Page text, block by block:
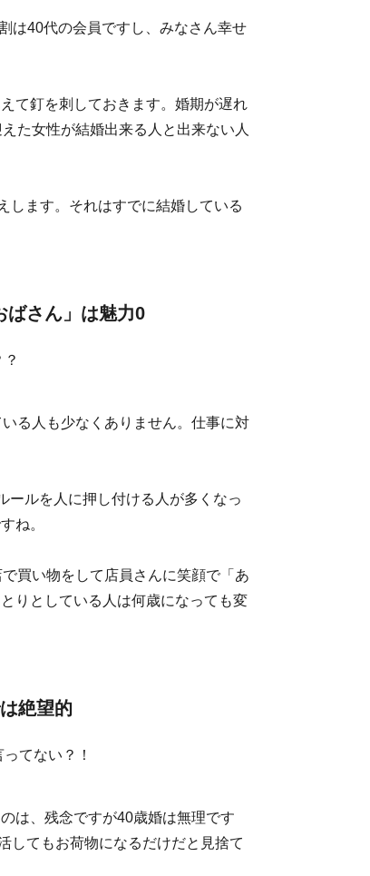
は40代の会員ですし、みなさん幸せ
て釘を刺しておきます。婚期が遅れ
た女性が結婚出来る人と出来ない人
します。それはすでに結婚している
ばさん」は魅力0
る人も少なくありません。仕事に対
ールを人に押し付ける人が多くなっ
ね。
買い物をして店員さんに笑顔で「あ
りとしている人は何歳になっても変
絶望的
は、残念ですが40歳婚は無理です
してもお荷物になるだけだと見捨て